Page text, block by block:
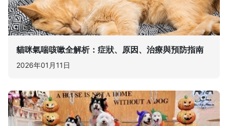
貓咪氣喘咳嗽全解析：症狀、原因、治療與預防指南
2026年01月11日